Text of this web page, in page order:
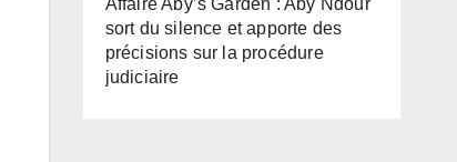
sort du silence et apporte des
précisions sur la procédure
judiciaire